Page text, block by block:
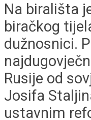
Na birališta
biračkog
dužnosnici.
Rusije od
Josifa
ustavnim